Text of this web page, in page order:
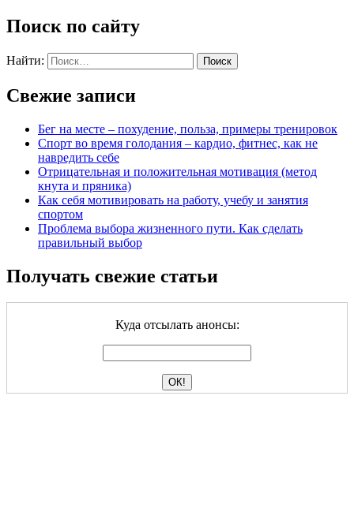
Поиск по сайту
Найти:
Свежие записи
Бег на месте – похудение, польза, примеры тренировок
Спорт во время голодания – кардио, фитнес, как не
навредить себе
Отрицательная и положительная мотивация (метод
кнута и пряника)
Как себя мотивировать на работу, учебу и занятия
спортом
Проблема выбора жизненного пути. Как сделать
правильный выбор
Получать свежие статьи
Куда отсылать анонсы: